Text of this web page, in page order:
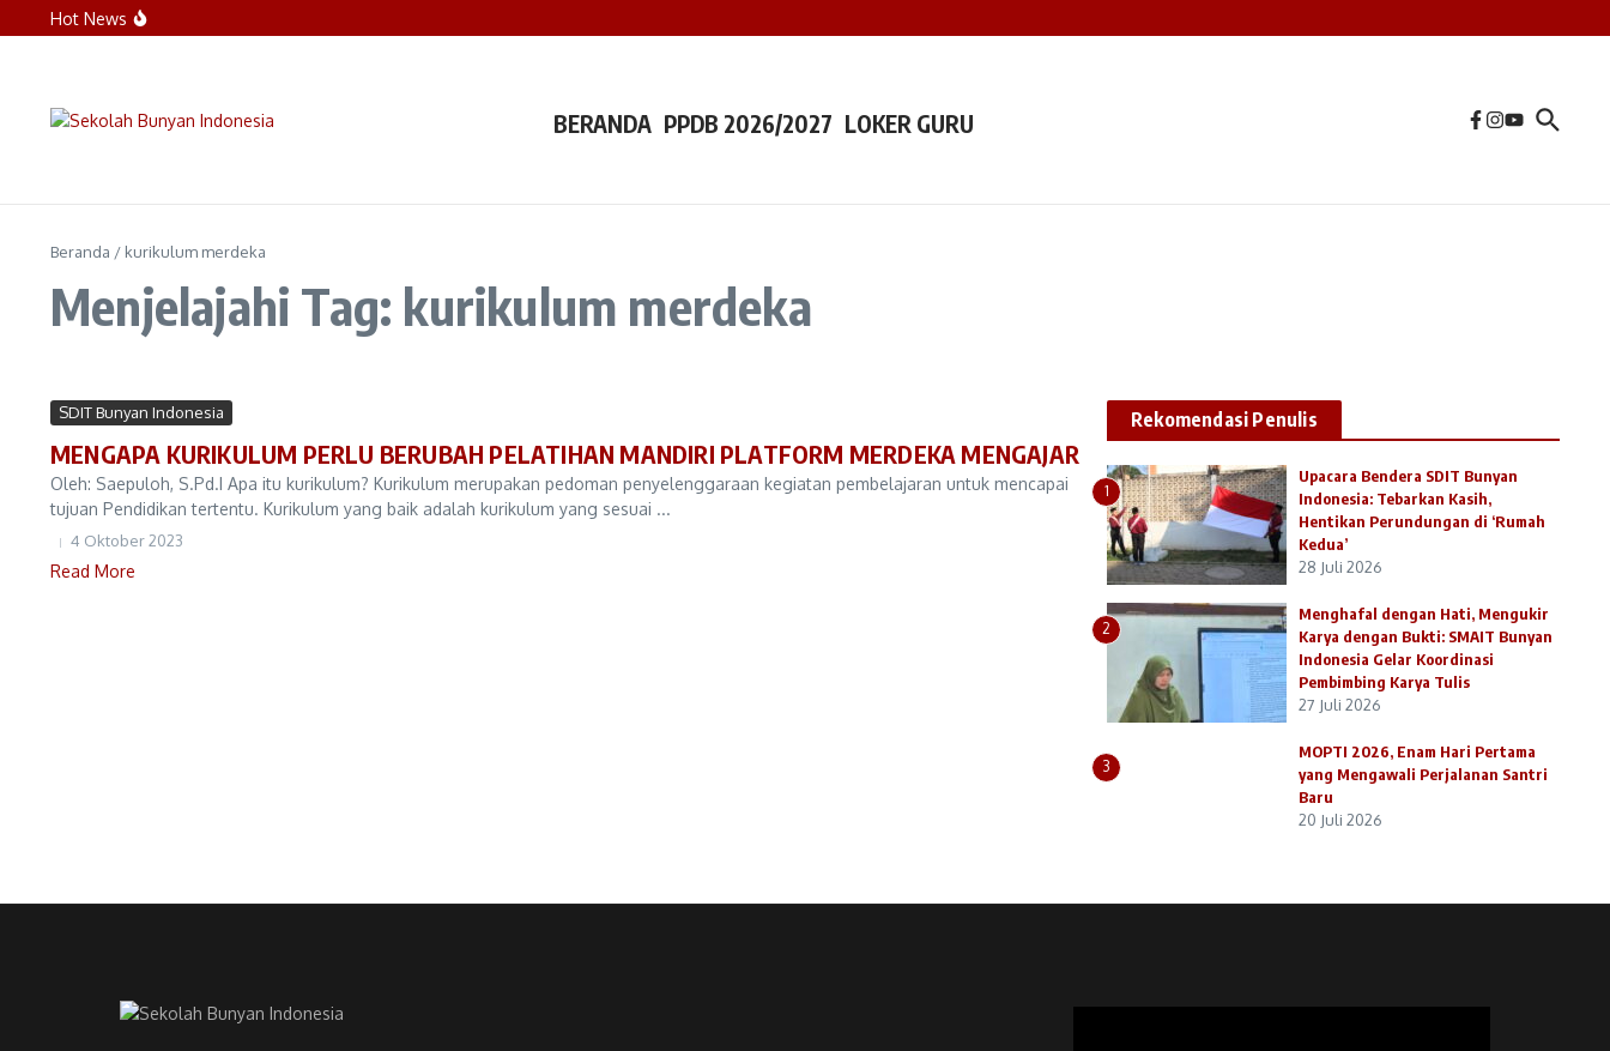
Lewati ke konten
Hot News
BERANDA PPDB 2026/2027 LOKER GURU
Beranda / kurikulum merdeka
Menjelajahi Tag: kurikulum merdeka
SDIT Bunyan Indonesia
MENGAPA KURIKULUM PERLU BERUBAH PELATIHAN MANDIRI PLATFORM MERDEKA MENGAJAR
Oleh: Saepuloh, S.Pd.I Apa itu kurikulum? Kurikulum merupakan pedoman penyelenggaraan kegiatan pembelajaran untuk mencapai
tujuan Pendidikan tertentu. Kurikulum yang baik adalah kurikulum yang sesuai ...
4 Oktober 2023
Read More
Rekomendasi Penulis
1
Upacara Bendera SDIT Bunyan
Indonesia: Tebarkan Kasih,
Hentikan Perundungan di ‘Rumah
Kedua’
28 Juli 2026
2
Menghafal dengan Hati, Mengukir
Karya dengan Bukti: SMAIT Bunyan
Indonesia Gelar Koordinasi
Pembimbing Karya Tulis
27 Juli 2026
3
MOPTI 2026, Enam Hari Pertama
yang Mengawali Perjalanan Santri
Baru
20 Juli 2026